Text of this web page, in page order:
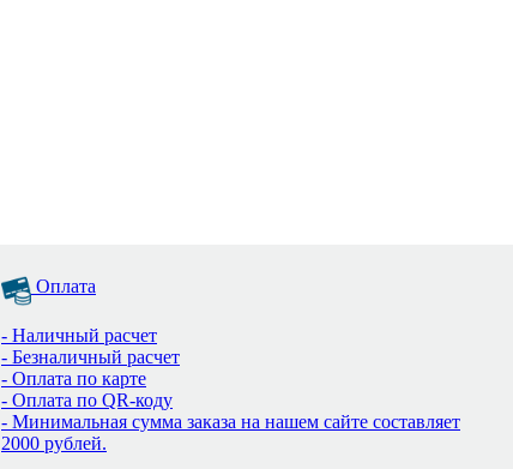
Оплата
- Наличный расчет
- Безналичный расчет
- Оплата по карте
- Оплата по QR-коду
- Минимальная сумма заказа на нашем сайте составляет
2000 рублей.